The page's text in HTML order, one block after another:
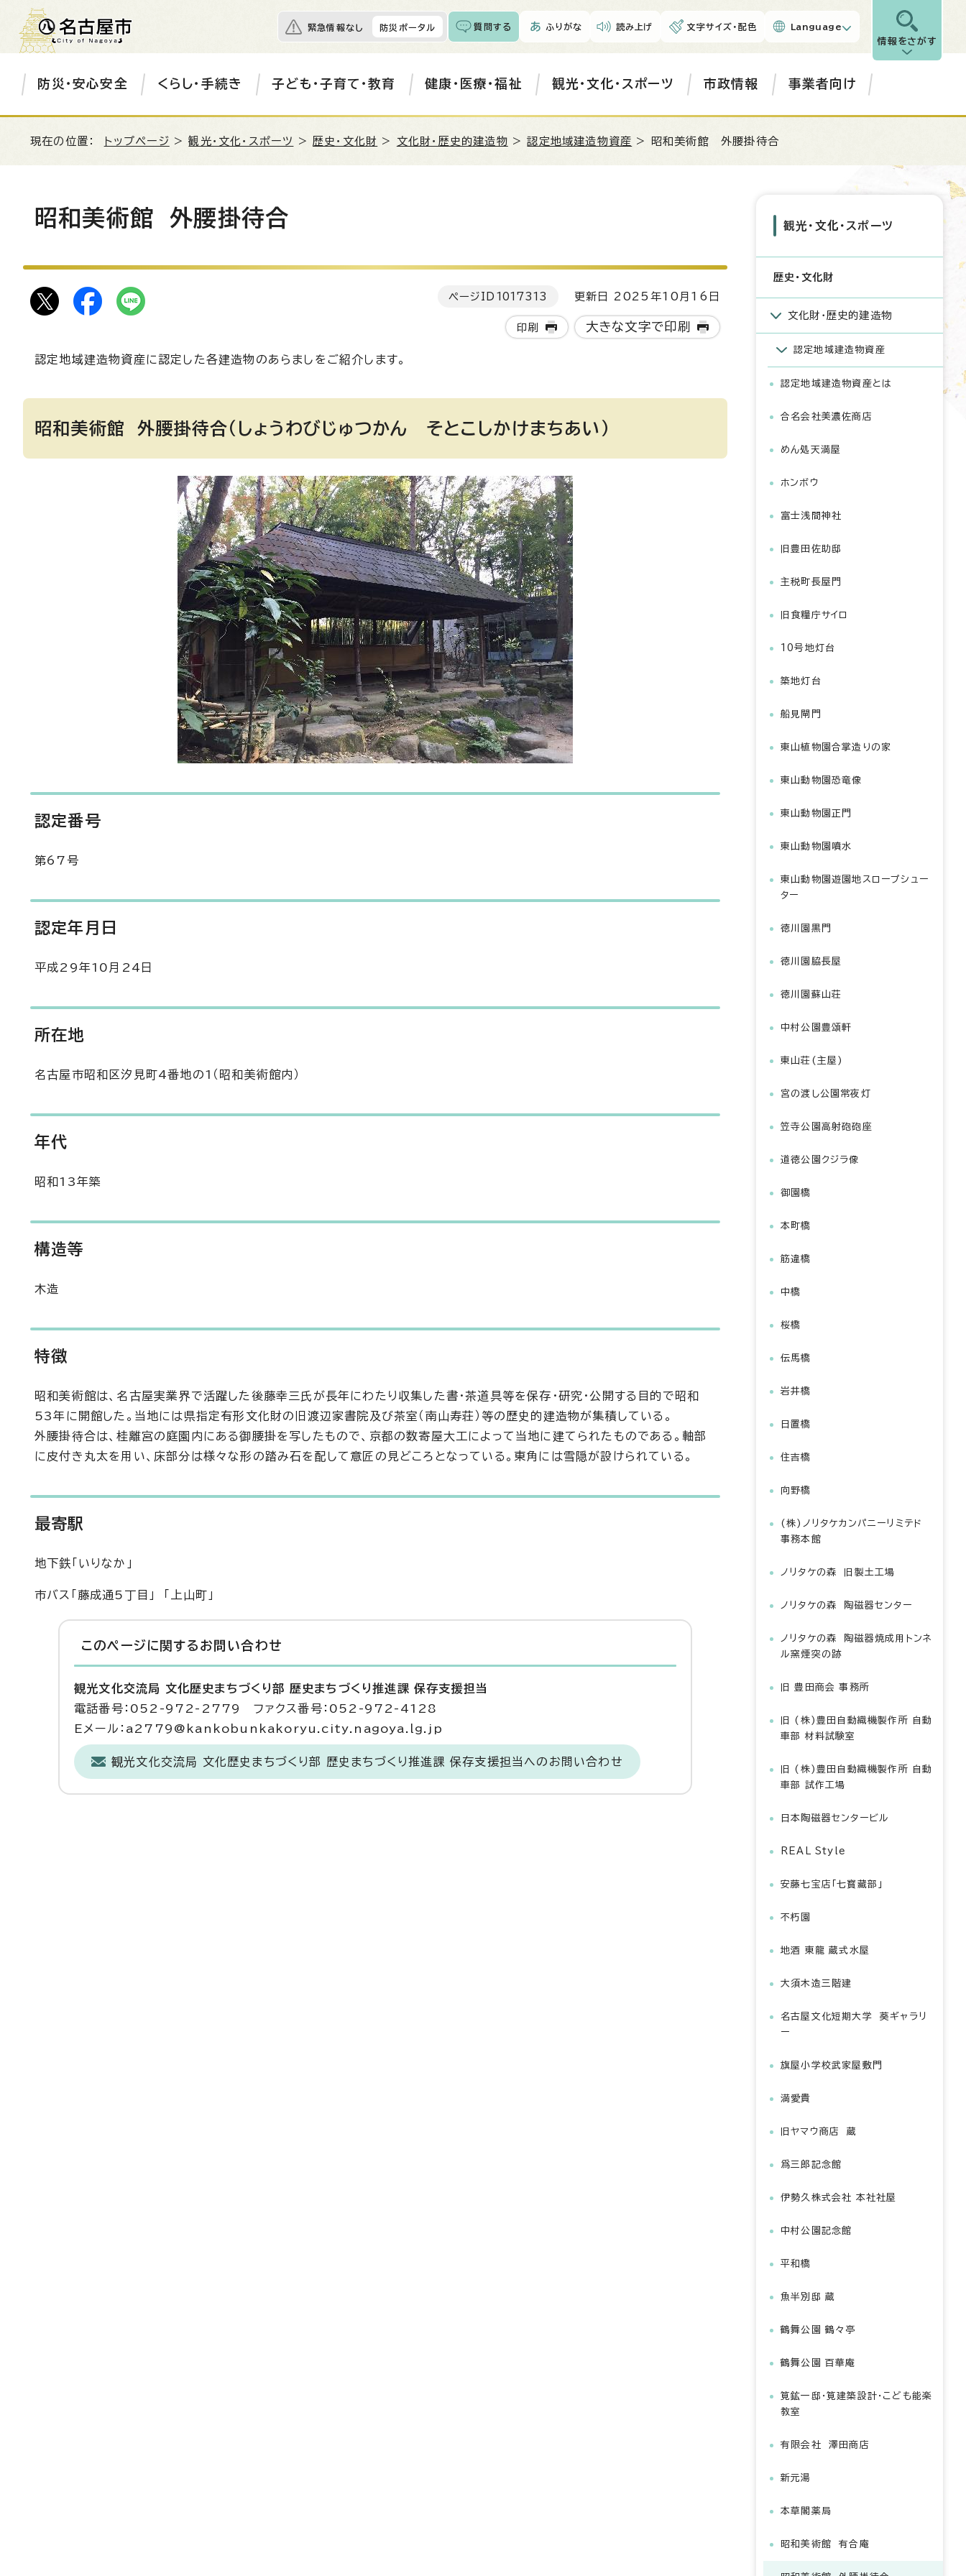
緊急情報なし 防災ポータル 質問する ふりがな 読み上げ 文字サイズ・配色 Language
情報をさがす
防災・安心安全 くらし・手続き 子ども・子育て・教育 健康・医療・福祉 観光・文化・スポーツ 市政情報 事業者向け
現在の位置： トップページ >観光・文化・スポーツ >歴史・文化財 > 文化財・歴史的建造物 >認定地域建造物資産 > 昭和美術館 外腰掛待合
昭和美術館 外腰掛待合
ページID 1017313 更新日 2025年10月16日
印刷 大きな文字で印刷
認定地域建造物資産に認定した各建造物のあらましをご紹介します。
昭和美術館 外腰掛待合（しょうわびじゅつかん そとこしかけまちあい）
認定番号
第67号
認定年月日
平成29年10月24日
所在地
名古屋市昭和区汐見町4番地の1（昭和美術館内）
年代
昭和13年築
構造等
木造
特徴
昭和美術館は、名古屋実業界で活躍した後藤幸三氏が長年にわたり収集した書・茶道具等を保存・研究・公開する目的で昭和
53年に開館した。当地には県指定有形文化財の旧渡辺家書院及び茶室（南山寿荘）等の歴史的建造物が集積している。
外腰掛待合は、桂離宮の庭園内にある御腰掛を写したもので、京都の数寄屋大工によって当地に建てられたものである。軸部
に皮付き丸太を用い、床部分は様々な形の踏み石を配して意匠の見どころとなっている。東角には雪隠が設けられている。
最寄駅
地下鉄「いりなか」
市バス「藤成通5丁目」 「上山町」
このページに関する お問い合わせ
観光文化交流局 文化歴史まちづくり部 歴史まちづくり推進課 保存支援担当
電話番号：052-972-2779 ファクス番号：052-972-4128
Eメール：a2779@kankobunkakoryu.city.nagoya.lg.jp
観光文化交流局 文化歴史まちづくり部 歴史まちづくり推進課 保存支援担当へのお問い合わせ
観光・文化・スポーツ
歴史・文化財
文化財・歴史的建造物
認定地域建造物資産
認定地域建造物資産とは
合名会社美濃佐商店
めん処天満屋
ホンボウ
富士浅間神社
旧豊田佐助邸
主税町長屋門
旧食糧庁サイロ
10号地灯台
築地灯台
船見閘門
東山植物園合掌造りの家
東山動物園恐竜像
東山動物園正門
東山動物園噴水
東山動物園遊園地スロープシュー
ター
徳川園黒門
徳川園脇長屋
徳川園蘇山荘
中村公園豊頌軒
東山荘(主屋)
宮の渡し公園常夜灯
笠寺公園高射砲砲座
道徳公園クジラ像
御園橋
本町橋
筋違橋
中橋
桜橋
伝馬橋
岩井橋
日置橋
住吉橋
向野橋
(株)ノリタケカンパニーリミテド
事務本館
ノリタケの森 旧製土工場
ノリタケの森 陶磁器センター
ノリタケの森 陶磁器焼成用トンネ
ル窯煙突の跡
旧 豊田商会 事務所
旧 (株)豊田自動織機製作所 自動
車部 材料試験室
旧 (株)豊田自動織機製作所 自動
車部 試作工場
日本陶磁器センタービル
REAL Style
安藤七宝店「七寳藏部」
不朽園
地酒 東龍 蔵式水屋
大須木造三階建
名古屋文化短期大学 葵ギャラリ
ー
旗屋小学校武家屋敷門
満愛貴
旧ヤマウ商店 蔵
爲三郎記念館
伊勢久株式会社 本社社屋
中村公園記念館
平和橋
魚半別邸 蔵
鶴舞公園 鶴々亭
鶴舞公園 百華庵
筧鉱一邸・筧建築設計・こども能楽
教室
有限会社 澤田商店
新元湯
本草閣薬局
昭和美術館 有合庵